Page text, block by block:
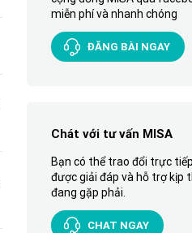
miễn phí và nhanh chóng
ĐĂNG BÀI NGAY
Chát với tư vấn MISA
Bạn có thể trao đổi trực
được giải đáp và hỗ trợ kịp
đang gặp phải.
CHAT NGAY